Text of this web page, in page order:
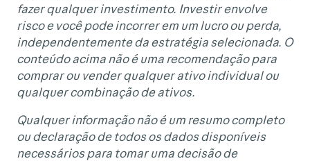
fazer qualquer investimento. Investir envolve
risco e você pode incorrer em um lucro ou perda,
independentemente da estratégia selecionada. O
conteúdo acima não é uma recomendação para
comprar ou vender qualquer ativo individual ou
qualquer combinação de ativos.
Qualquer informação não é um resumo completo
ou declaração de todos os dados disponíveis
necessários para tomar uma decisão de